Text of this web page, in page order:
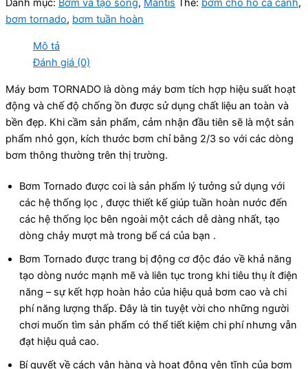
Danh mục: Bơm và tạo sóng, Mantis Thẻ: bơm cho hồ cá cảnh,
bơm tornado, bơm tuần hoàn
Mô tả
Đánh giá (0)
Máy bơm TORNADO là dòng máy bơm tích hợp hiệu suất hoạt
động và chế độ chống ồn được sử dụng chất liệu an toàn và
bền đẹp. Khi cầm sản phẩm, cảm nhận đầu tiên sẽ là một sản
phẩm nhỏ gọn, kích thước bơm chỉ bằng 2/3 so với các dòng
bơm thông thường trên thị trường.
Bơm Tornado được coi là sản phẩm lý tưởng sử dụng với
các hệ thống lọc , được thiết kế giúp tuần hoàn nước đến
các hệ thống lọc bên ngoài một cách dễ dàng nhất, tạo
dòng chảy mượt mà trong bể cá của bạn .
Bơm Tornado được trang bị động cơ độc đáo về khả năng
tạo dòng nước mạnh mẽ và liên tục trong khi tiêu thụ ít điện
năng – sự kết hợp hoàn hảo của hiệu quả bơm cao và chi
phí năng lượng thấp. Đây là tin tuyệt vời cho những người
chơi muốn tìm sản phẩm có thể tiết kiệm chi phí nhưng vẫn
đạt hiệu quả cao.
Bí quyết về cách vận hàng và hoạt động yên tĩnh của bơm